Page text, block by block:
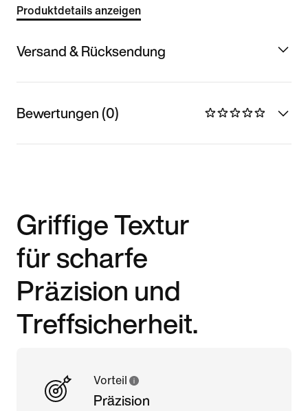
Produktdetails anzeigen
Versand & Rücksendung
Bewertungen (0)
Griffige Textur
für scharfe
Präzision und
Treffsicherheit.
Vorteil
Präzision